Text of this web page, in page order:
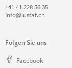
+41 41 228 56 35
info@lustat.ch
Folgen Sie uns
Facebook